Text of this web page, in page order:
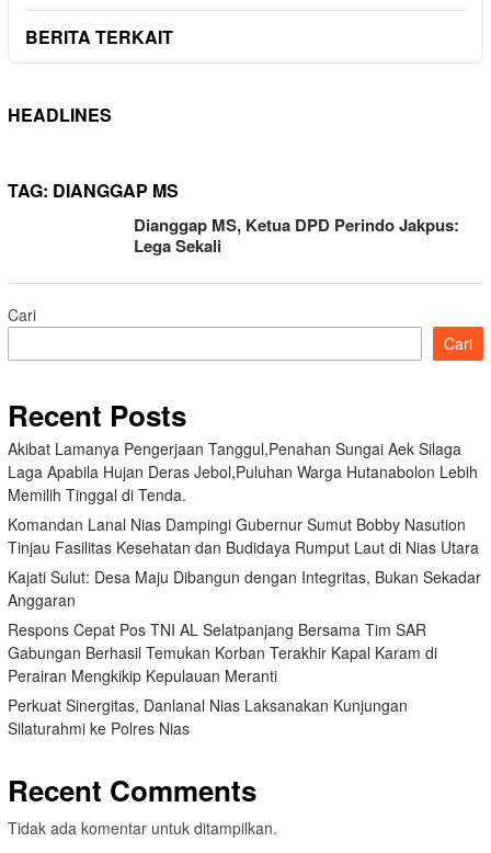
BERITA TERKAIT
HEADLINES
TAG: DIANGGAP MS
Dianggap MS, Ketua DPD Perindo Jakpus:
Lega Sekali
Cari
Cari
Recent Posts
Akibat Lamanya Pengerjaan Tanggul,Penahan Sungai Aek Silaga
Laga Apabila Hujan Deras Jebol,Puluhan Warga Hutanabolon Lebih
Memilih Tinggal di Tenda.
Komandan Lanal Nias Dampingi Gubernur Sumut Bobby Nasution
Tinjau Fasilitas Kesehatan dan Budidaya Rumput Laut di Nias Utara
Kajati Sulut: Desa Maju Dibangun dengan Integritas, Bukan Sekadar
Anggaran
Respons Cepat Pos TNI AL Selatpanjang Bersama Tim SAR
Gabungan Berhasil Temukan Korban Terakhir Kapal Karam di
Perairan Mengkikip Kepulauan Meranti
Perkuat Sinergitas, Danlanal Nias Laksanakan Kunjungan
Silaturahmi ke Polres Nias
Recent Comments
Tidak ada komentar untuk ditampilkan.